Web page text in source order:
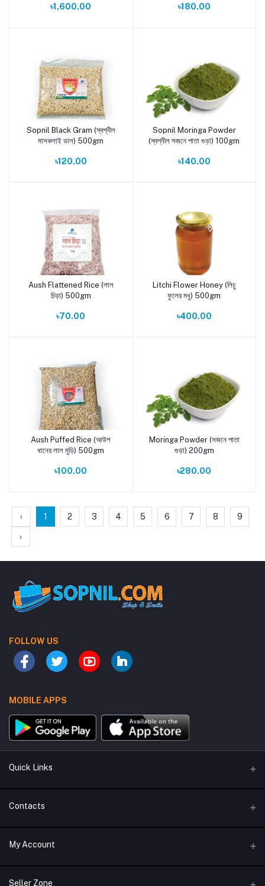
৳1,600.00 ৳180.00
Add to cart
Sopnil Black Gram (স্বপ্নীল
মাসকলাই ডাল) 500gm
৳120.00
Add to cart
Sopnil Moringa Powder
(স্বপ্নীল সজনে পাতা গুড়া) 100gm
৳140.00
Add to cart
Aush Flattened Rice (লাল
চিড়া) 500gm
৳70.00
Add to cart
Litchi Flower Honey (লিচু
ফুলের মধু) 500gm
৳400.00
Add to cart
Aush Puffed Rice (আউশ
ধানের লাল মুড়ি) 500gm
৳100.00
Add to cart
Moringa Powder (সজনে পাতা
গুড়া) 200gm
৳280.00
‹ 1 2 3 4 5 6 7 8 9
›
FOLLOW US
MOBILE APPS
Quick Links
Contact Us
Support Policy
Seller/Vendor Policy
Contacts
Address
Phone
My Account
Login
Seller Zone